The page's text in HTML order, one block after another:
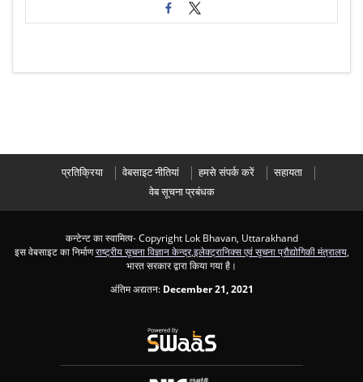
प्रतिक्रिया वेबसाइट नीतियां हमसे संपर्क करें
सहायता
वेब सूचना प्रबंधक
कन्टेन्ट का स्वामित्व- Copyright Lok Bhavan, Uttarakhand
इस वेबसाइट का निर्माणराष्ट्रीय सूचना विज्ञान केन्द्र,इलेक्ट्रानिक्स एवं सूचना प्रौद्योगिकी मंत्रालय,
भारत सरकार द्वारा किया गया है।
अंतिम अद्यतन: December 21, 2021